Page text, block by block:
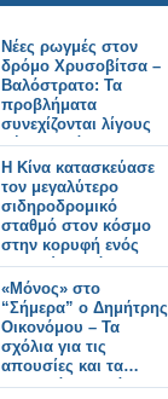
Νέες ρωγμές στον
δρόμο Χρυσοβίτσα –
Βαλόστρατο: Τα
προβλήματα
συνεχίζονται λίγους
μήνες μετά την
ασφαλτόστρωση
Η Κίνα κατασκεύασε
τον μεγαλύτερο
σιδηροδρομικό
σταθμό στον κόσμο
στην κορυφή ενός
βουνού σε μόλις 38
μήνες!
«Μόνος» στο
“Σήμερα” ο Δημήτρης
Οικονόμου – Τα
σχόλια για τις
απουσίες και τα…
ιαματικά λουτρά»